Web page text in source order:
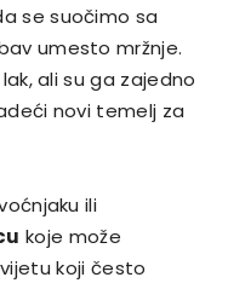
se suočimo sa
umesto mržnje.
ali su ga zajedno
novi temelj za
ili
koje može
koji često